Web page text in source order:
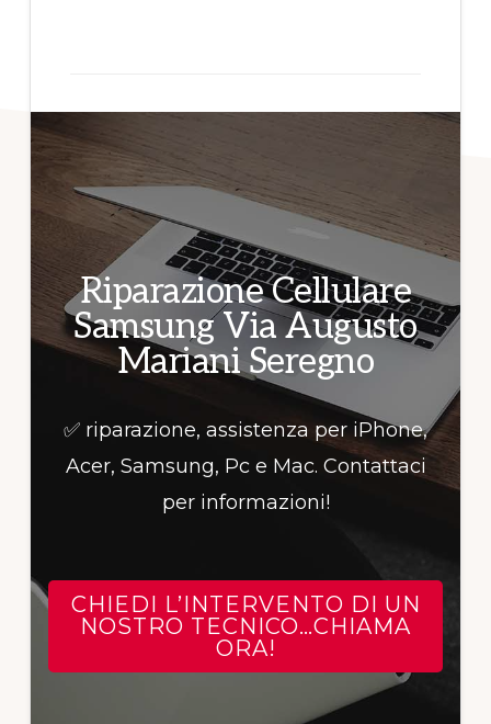
Riparazione Cellulare
Samsung Via Augusto
Mariani Seregno
✅ riparazione, assistenza per iPhone,
Acer, Samsung, Pc e Mac. Contattaci
per informazioni!
CHIEDI L’INTERVENTO DI UN
NOSTRO TECNICO…CHIAMA
ORA!